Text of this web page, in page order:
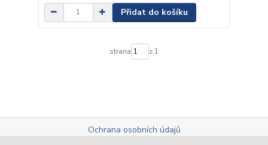
Přidat do košíku
strana z 1
Ochrana osobních údajů